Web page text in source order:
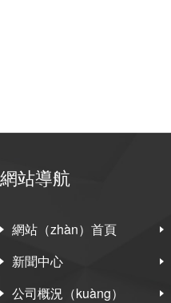
網站導航
網站（zhàn）首頁
新聞中心
公司概況（kuàng）